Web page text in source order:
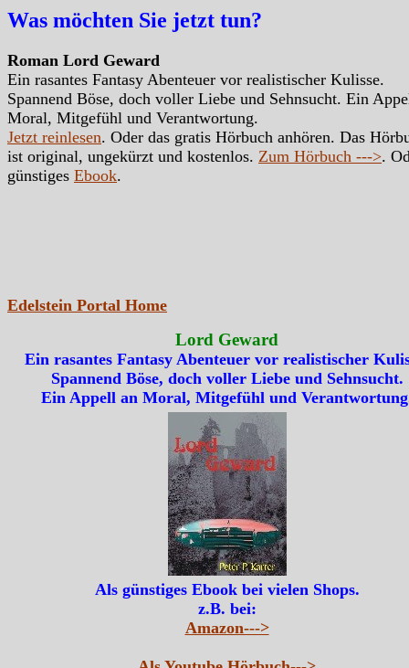
Was möchten Sie jetzt tun?
Roman Lord Geward
Ein rasantes Fantasy Abenteuer vor realistischer Kulisse.
Spannend Böse, doch voller Liebe und Sehnsucht. Ein
Moral, Mitgefühl und Verantwortung.
Jetzt reinlesen. Oder das gratis Hörbuch anhören. Das
ist original, ungekürzt und kostenlos. Zum Hörbuch --->.
günstiges Ebook.
Edelstein Portal Home
Lord Geward
Ein rasantes Fantasy Abenteuer vor realistischer
Spannend Böse, doch voller Liebe und Sehnsucht.
Ein Appell an Moral, Mitgefühl und
Als günstiges Ebook bei vielen Shops.
z.B. bei:
Amazon--->